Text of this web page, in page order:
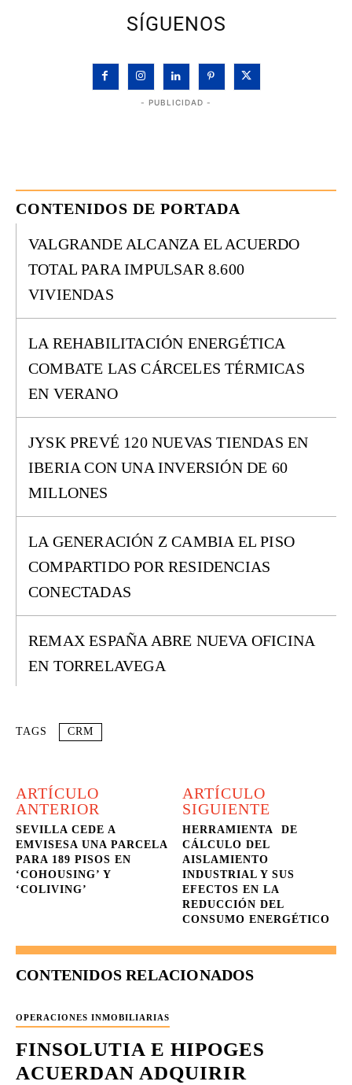
SÍGUENOS
- PUBLICIDAD -
CONTENIDOS DE PORTADA
VALGRANDE ALCANZA EL ACUERDO
TOTAL PARA IMPULSAR 8.600
VIVIENDAS
LA REHABILITACIÓN ENERGÉTICA
COMBATE LAS CÁRCELES TÉRMICAS
EN VERANO
JYSK PREVÉ 120 NUEVAS TIENDAS EN
IBERIA CON UNA INVERSIÓN DE 60
MILLONES
LA GENERACIÓN Z CAMBIA EL PISO
COMPARTIDO POR RESIDENCIAS
CONECTADAS
REMAX ESPAÑA ABRE NUEVA OFICINA
EN TORRELAVEGA
TAGS CRM
ARTÍCULO
ANTERIOR
SEVILLA CEDE A
EMVISESA UNA PARCELA
PARA 189 PISOS EN
‘COHOUSING’ Y
‘COLIVING’
ARTÍCULO
SIGUIENTE
HERRAMIENTA DE
CÁLCULO DEL
AISLAMIENTO
INDUSTRIAL Y SUS
EFECTOS EN LA
REDUCCIÓN DEL
CONSUMO ENERGÉTICO
CONTENIDOS RELACIONADOS
OPERACIONES INMOBILIARIAS
FINSOLUTIA E HIPOGES
ACUERDAN ADQUIRIR